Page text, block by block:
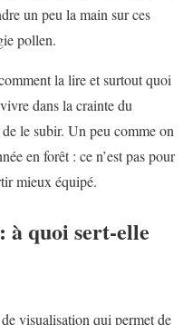
un peu la main sur ces
pollen.
la lire et surtout quoi
dans la crainte du
le subir. Un peu comme on
en forêt : ce n’est pas pour
mieux équipé.
à quoi sert-elle
visualisation qui permet de